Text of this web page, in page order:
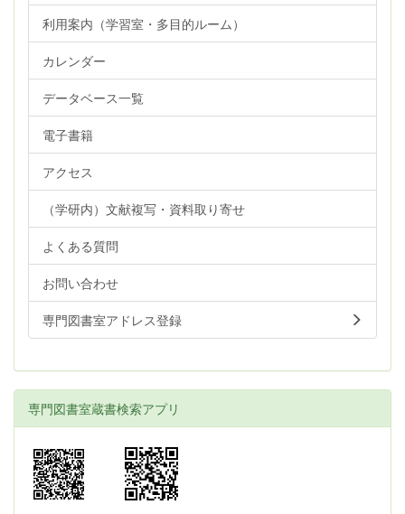
利用案内（学習室・多目的ルーム）
カレンダー
データベース一覧
電子書籍
アクセス
（学研内）文献複写・資料取り寄せ
よくある質問
お問い合わせ
専門図書室アドレス登録
専門図書室蔵書検索アプリ